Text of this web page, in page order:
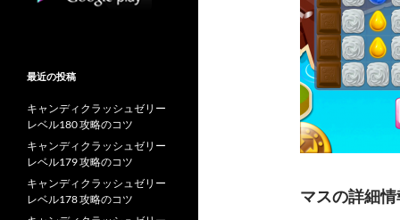
マスの詳細情
最近の投稿
キャンディクラッシュゼリー
レベル180 攻略のコツ
キャンディクラッシュゼリー
レベル179 攻略のコツ
キャンディクラッシュゼリー
レベル178 攻略のコツ